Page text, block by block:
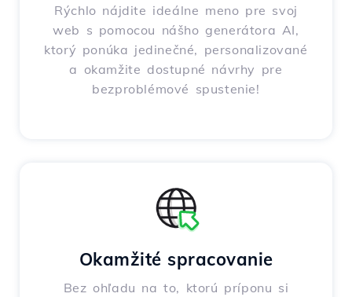
Rýchlo nájdite ideálne meno pre svoj
web s pomocou nášho generátora AI,
ktorý ponúka jedinečné, personalizované
a okamžite dostupné návrhy pre
bezproblémové spustenie!
Okamžité spracovanie
Bez ohľadu na to, ktorú príponu si